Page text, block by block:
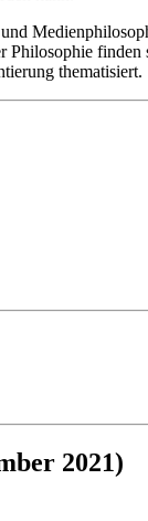
thematisiert.
2021)